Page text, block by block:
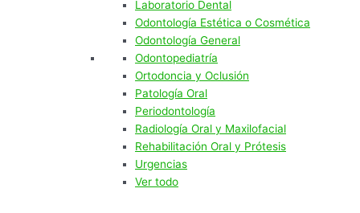
Laboratorio Dental
Odontología Estética o Cosmética
Odontología General
Odontopediatría
Ortodoncia y Oclusión
Patología Oral
Periodontología
Radiología Oral y Maxilofacial
Rehabilitación Oral y Prótesis
Urgencias
Ver todo